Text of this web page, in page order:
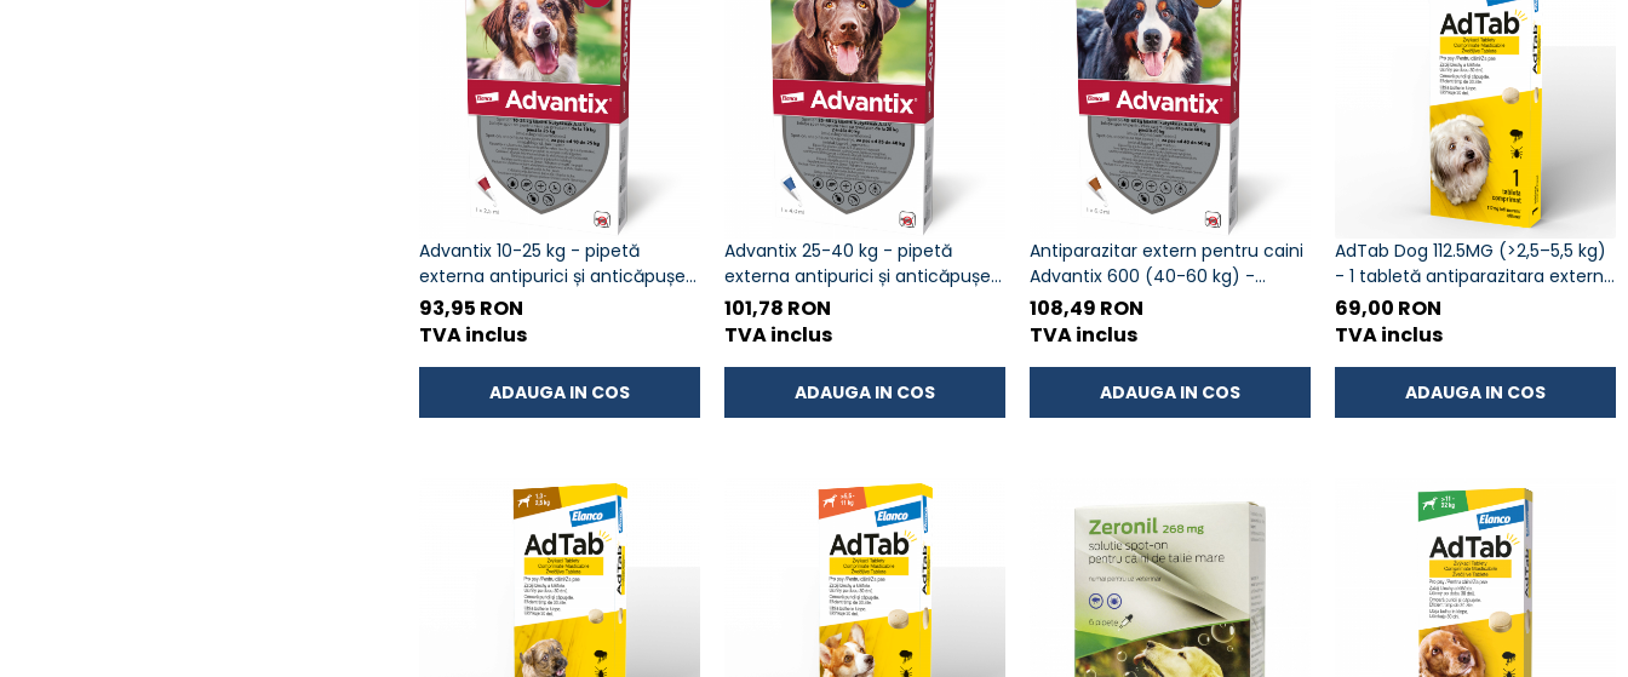
Advantix 10-25 kg - pipetă
externa antipurici și anticăpușe
pentru caini
93,95 RON
TVA inclus
ADAUGA IN COS
Advantix 25-40 kg - pipetă
externa antipurici și anticăpușe
pentru caini
101,78 RON
TVA inclus
ADAUGA IN COS
Antiparazitar extern pentru caini
Advantix 600 (40-60 kg) -
pipeta antipurici si anticapuse
108,49 RON
TVA inclus
ADAUGA IN COS
AdTab Dog 112.5MG (>2,5–5,5 kg)
- 1 tabletă antiparazitara externa
pentru caini
69,00 RON
TVA inclus
ADAUGA IN COS